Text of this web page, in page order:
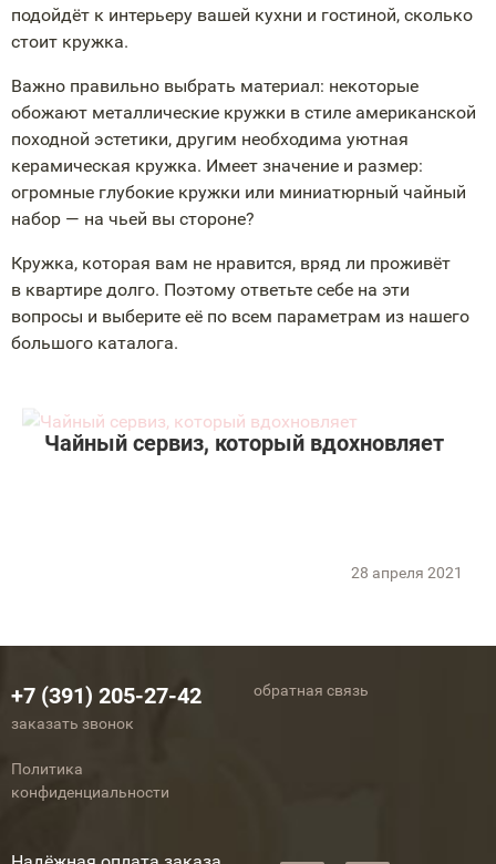
подойдёт к интерьеру вашей кухни и гостиной, сколько
стоит кружка.
Важно правильно выбрать материал: некоторые
обожают металлические кружки в стиле американской
походной эстетики, другим необходима уютная
керамическая кружка. Имеет значение и размер:
огромные глубокие кружки или миниатюрный чайный
набор — на чьей вы стороне?
Кружка, которая вам не нравится, вряд ли проживёт
в квартире долго. Поэтому ответьте себе на эти
вопросы и выберите её по всем параметрам из нашего
большого каталога.
Чайный сервиз, который вдохновляет
28 апреля 2021
+7 (391) 205-27-42
заказать звонок
обратная связь
Политика
конфиденциальности